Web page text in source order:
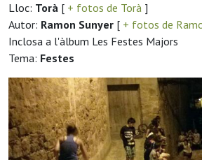
Lloc: Torà [ + fotos de Torà ]
Autor: Ramon Sunyer [ + fotos de
Inclosa a l'àlbum Les Festes Majors
Tema: Festes